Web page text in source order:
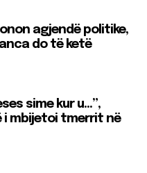
agjendë politike,
do të ketë
sime kur u…”,
i mbijetoi tmerrit në